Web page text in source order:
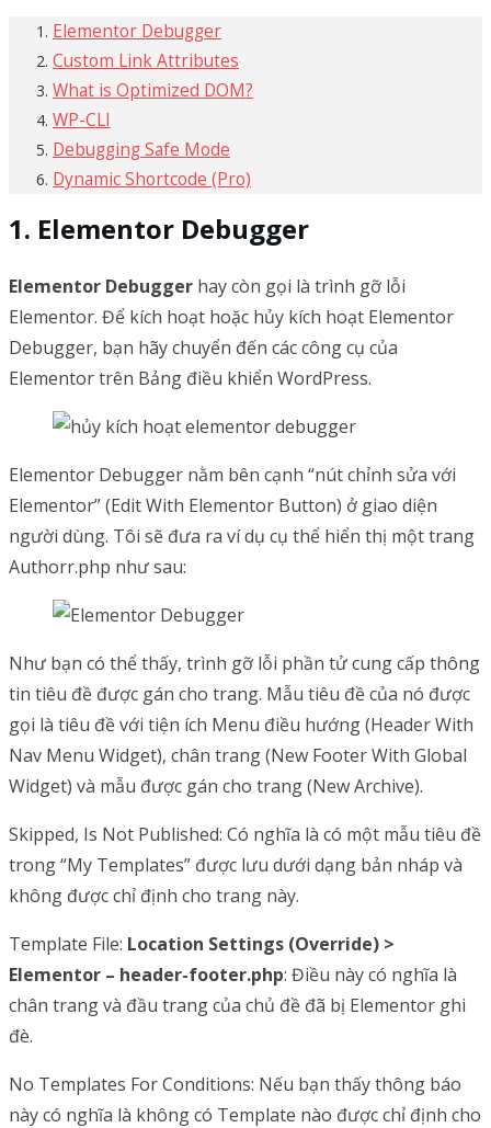
Elementor Debugger
Custom Link Attributes
What is Optimized DOM?
WP-CLI
Debugging Safe Mode
Dynamic Shortcode (Pro)
Elementor Debugger
Elementor Debugger hay còn gọi là trình gỡ lỗi
Elementor. Để kích hoạt hoặc hủy kích hoạt Elementor
Debugger, bạn hãy chuyển đến các công cụ của
Elementor trên Bảng điều khiển WordPress.
Elementor Debugger nằm bên cạnh “nút chỉnh sửa với
Elementor” (Edit With Elementor Button) ở giao diện
người dùng. Tôi sẽ đưa ra ví dụ cụ thể hiển thị một trang
Authorr.php như sau:
Như bạn có thể thấy, trình gỡ lỗi phần tử cung cấp thông
tin tiêu đề được gán cho trang. Mẫu tiêu đề của nó được
gọi là tiêu đề với tiện ích Menu điều hướng (Header With
Nav Menu Widget), chân trang (New Footer With Global
Widget) và mẫu được gán cho trang (New Archive).
Skipped, Is Not Published: Có nghĩa là có một mẫu tiêu đề
trong “My Templates” được lưu dưới dạng bản nháp và
không được chỉ định cho trang này.
Template File: Location Settings (Override) >
Elementor – header-footer.php: Điều này có nghĩa là
chân trang và đầu trang của chủ đề đã bị Elementor ghi
đè.
No Templates For Conditions: Nếu bạn thấy thông báo
này có nghĩa là không có Template nào được chỉ định cho